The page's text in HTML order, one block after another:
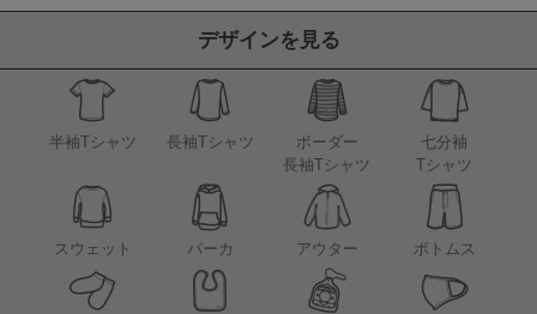
デザインを見る
半袖Tシャツ 長袖Tシャツ
ボーダー
長袖Tシャツ
七分袖
Tシャツ
スウェット パーカ アウター ボトムス